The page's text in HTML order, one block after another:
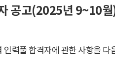
공고(2025년 9~10월
인력풀 합격자에 관한 사항을 다